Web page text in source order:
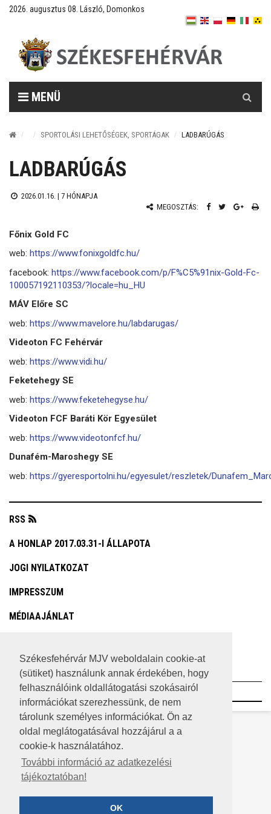
Székesfehérvár MJV weboldalain cookie-at
(sütiket) használunk annak érdekében, hogy
felhasználóink oldallátogatási szokásairól
információkat szerezhessünk, de nem
tárolunk személyes információkat. Ön az
oldal meglátogatásával hozzájárul a a
cookie-k használatához.
További információ az adatkezelési
tájékoztatóban!
OK
2026. augusztus 08. László, Domonkos
MENÜ
SPORTOLÁSI LEHETŐSÉGEK, SPORTÁGAK LADBARÚGÁS
LADBARÚGÁS
2026.01.16. | 7 HÓNAPJA
MEGOSZTÁS:
Főnix Gold FC
web: https://www.fonixgoldfc.hu/
facebook: https://www.facebook.com/p/F%C5%91nix-Gold-Fc-
100057192110353/?locale=hu_HU
MÁV Előre SC
web: https://www.mavelore.hu/labdarugas/
Videoton FC Fehérvár
web: https://www.vidi.hu/
Feketehegy SE
web: https://www.feketehegyse.hu/
Videoton FCF Baráti Kör Egyesület
web: https://www.videotonfcf.hu/
Dunafém-Maroshegy SE
web: https://gyeresportolni.hu/egyesulet/reszletek/
RSS
A HONLAP 2017.03.31-I ÁLLAPOTA
JOGI NYILATKOZAT
IMPRESSZUM
MÉDIAAJÁNLAT
ADATVÉDELEM
©2023 SZÉKESFEHÉRVÁR MEGYEI JOGÚ VÁROS